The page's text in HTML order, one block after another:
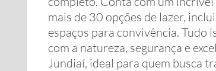
mais de 30 opções de lazer,
espaços para convivência. Tudo
com a natureza, segurança e
Jundiaí, ideal para quem busca